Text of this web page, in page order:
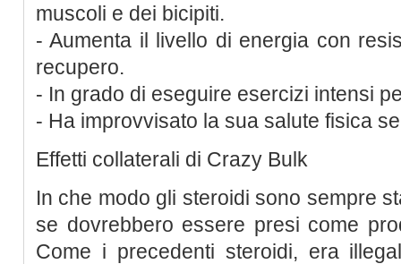
muscoli e dei bicipiti.
- Aumenta il livello di energia con
recupero.
- In grado di eseguire esercizi intensi
- Ha improvvisato la sua salute fisica
Effetti collaterali di Crazy Bulk
In che modo gli steroidi sono sempre
se dovrebbero essere presi come
Come i precedenti steroidi, era